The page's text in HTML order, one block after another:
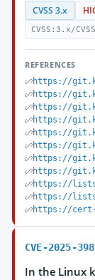
CVSS 3.x
CVSS:3.x/
REFERENCES
https://
https://
https://
https://
https://
https://
https://
https://
https://
https://
https://cert-
CVE-2025-
In the Linux